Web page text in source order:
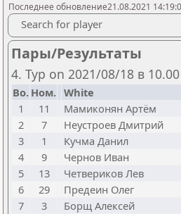
Последнее обновление21.08.2021
Search for player
Пары/Результаты
4. Тур on 2021/08/18 в 10.00
Bo. Ном. White
1
11 Мамиконян Артём
2
7 Неустроев Дмитрий
3
1 Кучма Данил
4
9 Чернов Иван
5
13 Четвериков Лев
6
29 Предеин Олег
7
3 Борщ Алексей